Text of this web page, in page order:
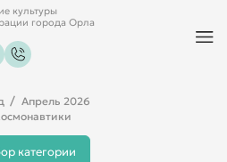
культуры
города Орла
Апрель 2026
категории